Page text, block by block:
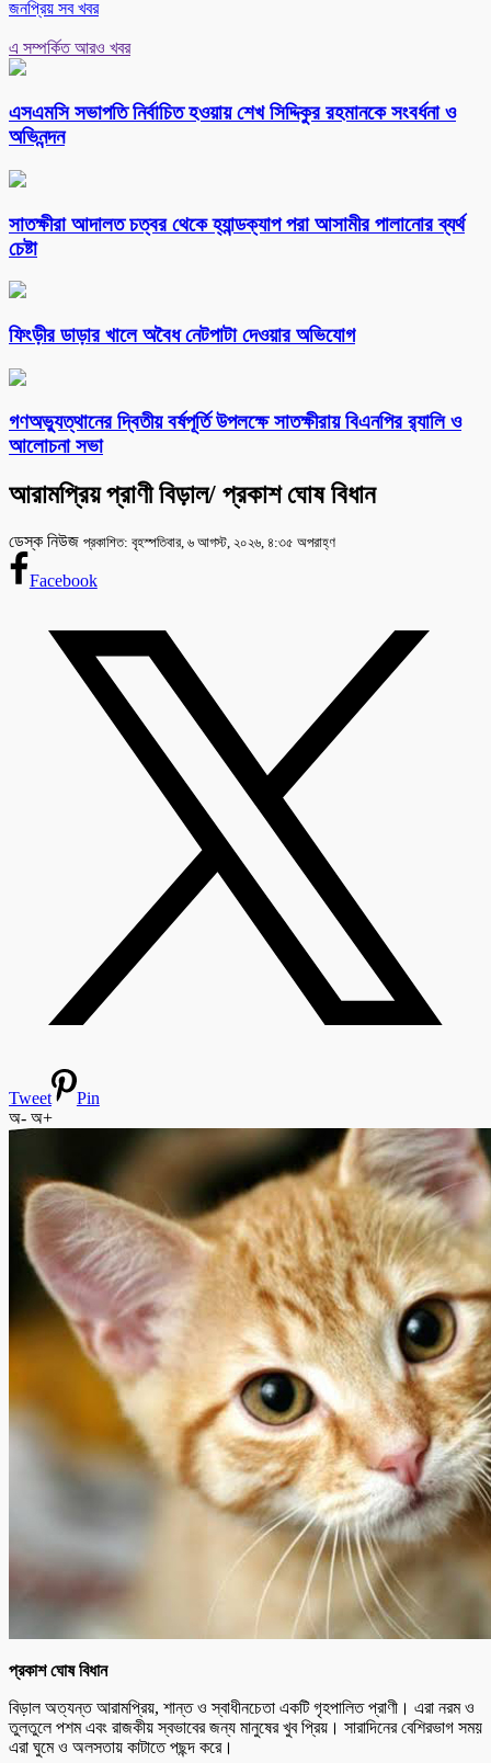
জনপ্রিয় সব খবর
এ সম্পর্কিত আরও খবর
এসএমসি সভাপতি নির্বাচিত হওয়ায় শেখ সিদ্দিকুর রহমানকে সংবর্ধনা ও
অভিনন্দন
সাতক্ষীরা আদালত চত্বর থেকে হ্যান্ডক্যাপ পরা আসামীর পালানোর ব্যর্থ
চেষ্টা
ফিংড়ীর ডাড়ার খালে অবৈধ নেটপাটা দেওয়ার অভিযোগ
গণঅভ্যুত্থানের দ্বিতীয় বর্ষপূর্তি উপলক্ষে সাতক্ষীরায় বিএনপির র‌্যালি ও
আলোচনা সভা
আরামপ্রিয় প্রাণী বিড়াল/ প্রকাশ ঘোষ বিধান
ডেস্ক নিউজ প্রকাশিত: বৃহস্পতিবার, ৬ আগস্ট, ২০২৬, ৪:৩৫ অপরাহ্ণ
Facebook
Tweet
Pin
অ- অ+
প্রকাশ ঘোষ বিধান
বিড়াল অত্যন্ত আরামপ্রিয়, শান্ত ও স্বাধীনচেতা একটি গৃহপালিত প্রাণী। এরা নরম ও
তুলতুলে পশম এবং রাজকীয় স্বভাবের জন্য মানুষের খুব প্রিয়। সারাদিনের বেশিরভাগ সময়
এরা ঘুমে ও অলসতায় কাটাতে পছন্দ করে।